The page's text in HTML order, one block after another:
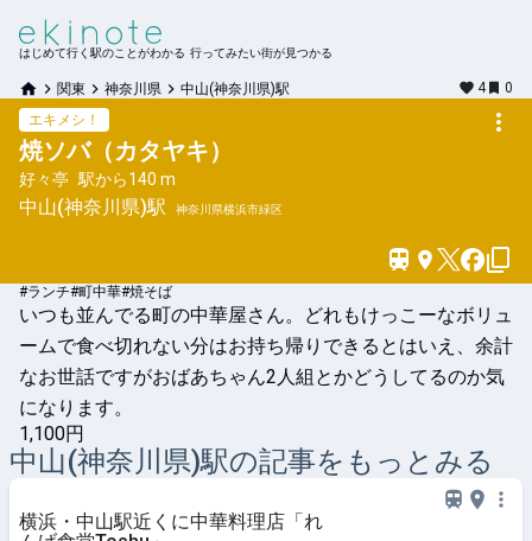
はじめて行く駅のことがわかる 行ってみたい街が見つかる
関東 神奈川県 中山(神奈川県)駅 4
0
エキメシ！
焼ソバ（カタヤキ）
好々亭 駅から140 m
中山(神奈川県)駅 神奈川県横浜市緑区
#ランチ#町中華#焼そば
いつも並んでる町の中華屋さん。どれもけっこーなボリュ
ームで食べ切れない分はお持ち帰りできるとはいえ、余計
なお世話ですがおばあちゃん2人組とかどうしてるのか気
になります。
1,100円
中山(神奈川県)駅の記事をもっとみる
横浜・中山駅近くに中華料理店「れ